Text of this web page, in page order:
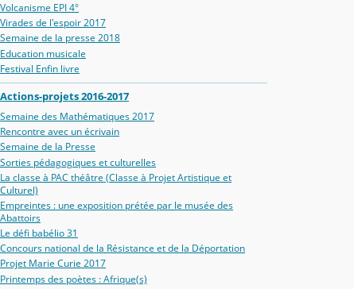
Volcanisme EPI 4°
Virades de l'espoir 2017
Semaine de la presse 2018
Education musicale
Festival Enfin livre
Actions-projets 2016-2017
Semaine des Mathématiques 2017
Rencontre avec un écrivain
Semaine de la Presse
Sorties pédagogiques et culturelles
La classe à PAC théâtre (Classe à Projet Artistique et
Culturel)
Empreintes : une exposition prétée par le musée des
Abattoirs
Le défi babélio 31
Concours national de la Résistance et de la Déportation
Projet Marie Curie 2017
Printemps des poètes : Afrique(s)